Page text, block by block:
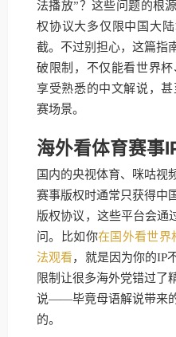
法播放”？这些问题的根
权协议大多仅限中国大
截。不过别担心，这篇指
破限制，不仅能看世界
享受熟悉的中文解说，
赛场景。
海外看体育赛事
国内的央视体育、咪咕视
赛事版权时通常只获得中
版权协议，这些平台会通
问。比如你在国外看世界
法观看，就是因为你的IP
限制让很多海外党错过了
说——毕竟母语解说带来
的。